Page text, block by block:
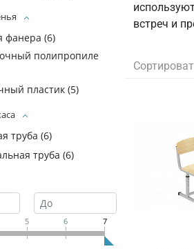
фанера (6)
полипропиле
пластик (5)
труба (6)
труба (6)
5 6 7
встреч и